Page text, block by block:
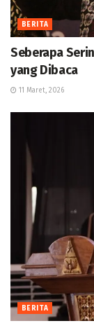
BERITA
Seberapa
yang Dibaca
11 Maret, 2026
BERITA